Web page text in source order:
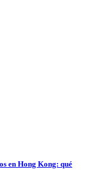
en Hong Kong: qué